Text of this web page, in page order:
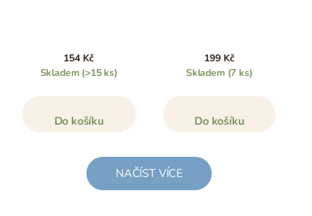
154 Kč
Skladem (>15 ks)
Do košíku
199 Kč
Skladem (7 ks)
Do košíku
NAČÍST VÍCE